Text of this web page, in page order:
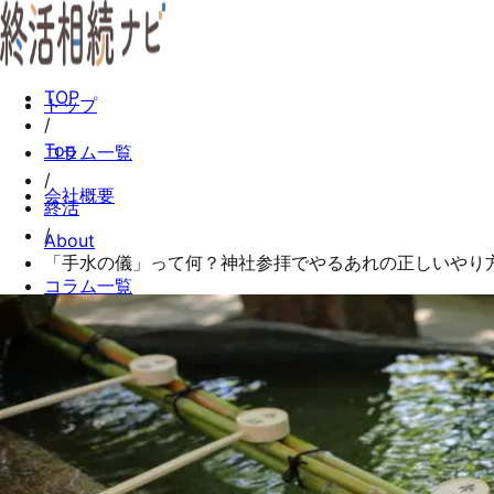
トップ
Top
会社概要
About
コラム一覧
Columns
お問い合わせ
Contact
TOP
/
コラム一覧
/
終活
/
「手水の儀」って何？神社参拝でやるあれの正しいやり